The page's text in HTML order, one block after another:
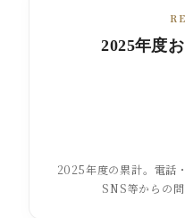
2025年度
2025年度の累計。電話
SNS等からの問